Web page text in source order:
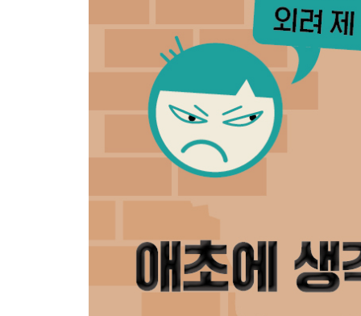
STEP7 타협안을 넘어서는 혁신
관점의 차이에서 찾아낸 새로운 가능성
가치를 명확히 정의하라
가치 명료화를 위한 관심 영역 모델
양극화를 인정하라
가치는 정치 성향에 따라 달라진다
대화의 공간을 넓혀라
새로운 대화 공간을 창출하라
STEP7 한눈에 보기
사회운동으로의 확장
집단적 대화를 바꾸기 위한 공동의 노력
사회운동의 핵심 갈등과 함정